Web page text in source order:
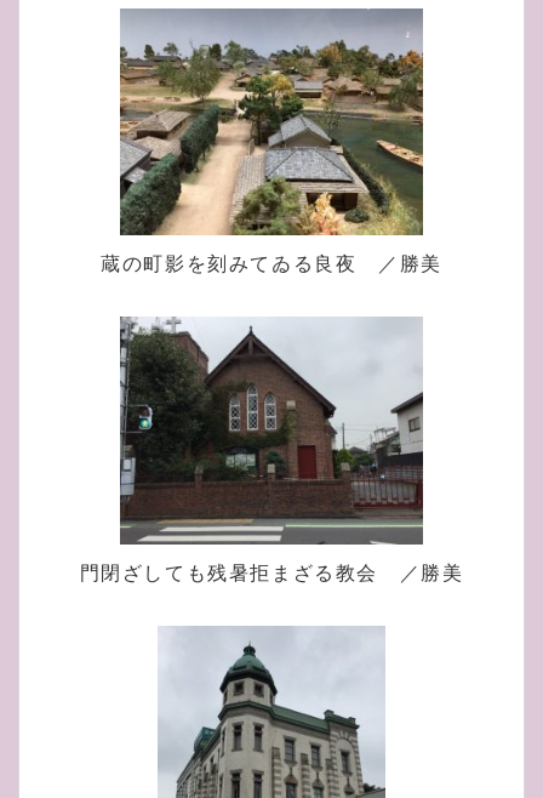
蔵の町影を刻みてゐる良夜 ／勝美
門閉ざしても残暑拒まざる教会 ／勝美